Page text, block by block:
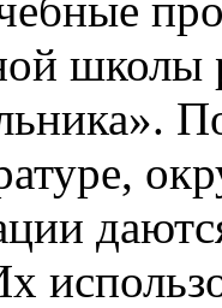
школы